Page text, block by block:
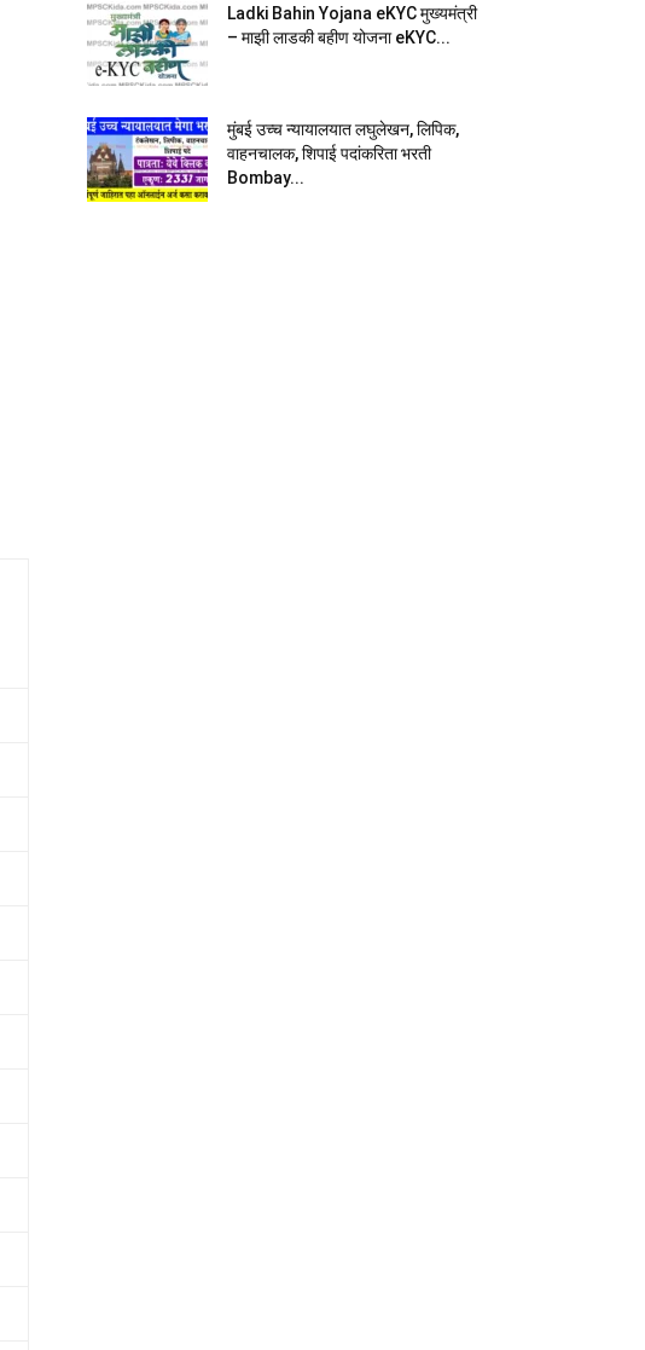
Ladki Bahin Yojana eKYC मुख्यमंत्री
– माझी लाडकी बहीण योजना eKYC...
मुंबई उच्च न्यायालयात लघुलेखन, लिपिक,
वाहनचालक, शिपाई पदांकरिता भरती
Bombay...